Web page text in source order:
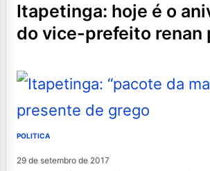
itapetinga: hoje é o aniversário
do vice-prefeito renan
POLITICA
29 de setembro de 2017